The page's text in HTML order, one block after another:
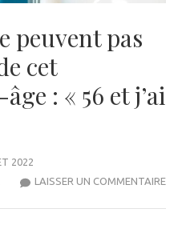
peuvent pas
cet
: « 56 et j’ai
2022
LAISSER UN COMMENTAIRELES